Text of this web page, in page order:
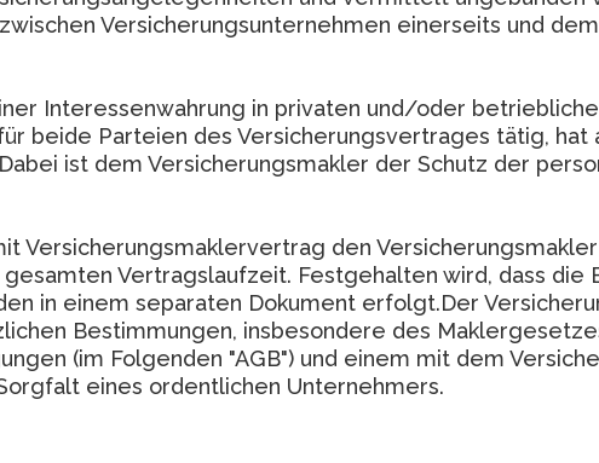
Versicherungsunternehmen einerseits und
Interessenwahrung in privaten und/oder
beide Parteien des Versicherungsvertrages tätig,
ist dem Versicherungsmakler der Schutz der
Versicherungsmaklervertrag den
Vertragslaufzeit. Festgehalten wird, dass die
in einem separaten Dokument erfolgt.Der
Bestimmungen, insbesondere des
(im Folgenden "AGB") und einem mit dem
eines ordentlichen Unternehmers.